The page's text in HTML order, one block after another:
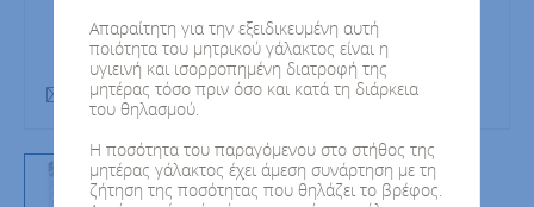
Απαραίτητη για την εξειδικευμένη αυτή
ποιότητα του μητρικού γάλακτος είναι η
υγιεινή και ισορροπημένη διατροφή της
μητέρας τόσο πριν όσο και κατά τη διάρκεια
του θηλασμού.
Η ποσότητα του παραγόμενου στο στήθος της
μητέρας γάλακτος έχει άμεση συνάρτηση με τη
ζήτηση της ποσότητας που θηλάζει το βρέφος.
400gr